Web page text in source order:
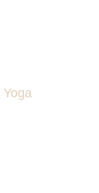
Yoga